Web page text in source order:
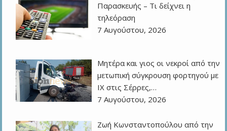
Παρασκευής – Τι δείχνει η
τηλεόραση
7 Αυγούστου, 2026
Μητέρα και γιος οι νεκροί από την
μετωπική σύγκρουση φορτηγού με
ΙΧ στις Σέρρες,…
7 Αυγούστου, 2026
Ζωή Κωνσταντοπούλου από την